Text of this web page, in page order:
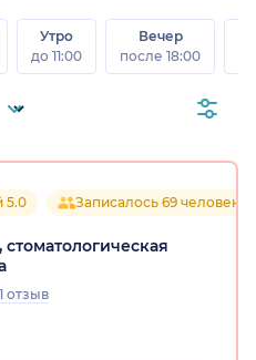
Утро
до 11:00
Вечер
после 18:00
5.0 Записалось 69 человек
стоматологическая
1 отзыв